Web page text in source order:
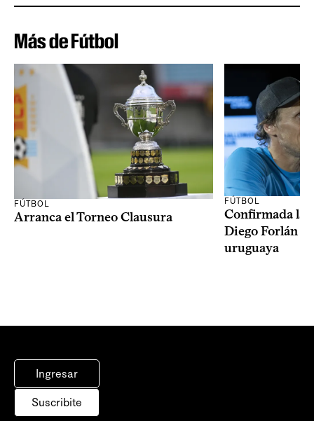
Más de Fútbol
FÚTBOL
Arranca el Torneo Clausura
FÚTBOL
Confirmada la
Diego Forlán
uruguaya
Ingresar
Suscribite